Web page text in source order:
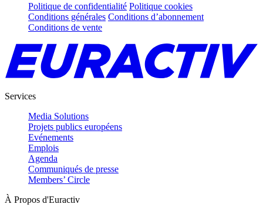
Politique de confidentialité Politique cookies
Conditions générales Conditions d’abonnement
Conditions de vente
Services
Media Solutions
Projets publics européens
Evénements
Emplois
Agenda
Communiqués de presse
Members’ Circle
À Propos d'Euractiv